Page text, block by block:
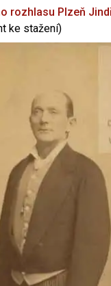
rozhlasu Plzeň
ke stažení)